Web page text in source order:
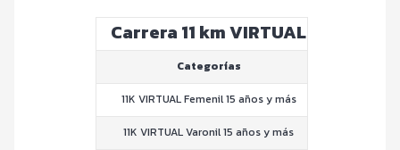
Carrera 11 km VIRTUAL
Categorías
11K VIRTUAL Femenil 15 años y más
11K VIRTUAL Varonil 15 años y más